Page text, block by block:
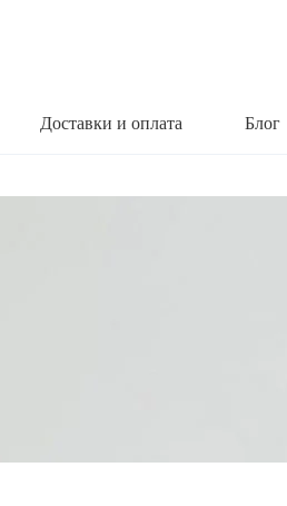
Доставки и оплата Блог